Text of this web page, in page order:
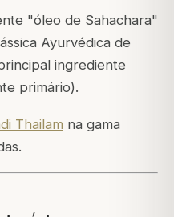
"óleo de Sahachara"
Ayurvédica de
ingrediente
primário).
Thailam na gama